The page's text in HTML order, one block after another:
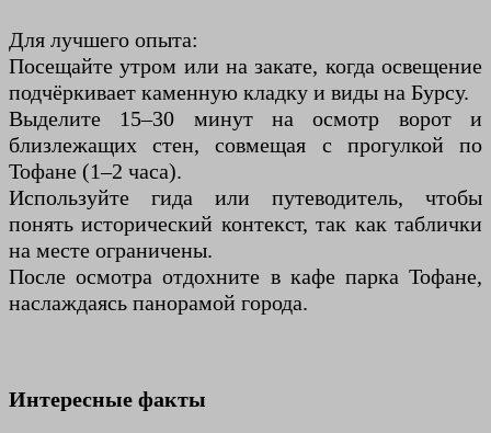
Для лучшего опыта:
Посещайте утром или на закате, когда освещение
подчёркивает каменную кладку и виды на Бурсу.
Выделите 15–30 минут на осмотр ворот и
близлежащих стен, совмещая с прогулкой по
Тофане (1–2 часа).
Используйте гида или путеводитель, чтобы
понять исторический контекст, так как таблички
на месте ограничены.
После осмотра отдохните в кафе парка Тофане,
наслаждаясь панорамой города.
Интересные факты